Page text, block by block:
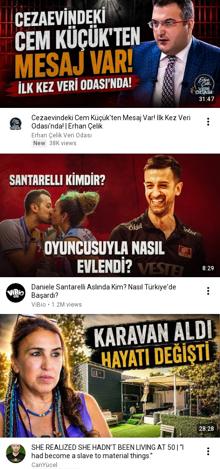
31:47
Cezaevindeki Cem Küçük'ten Mesaj Var! İlk Kez Veri
Odası'nda! | Erhan Çelik
Erhan Çelik Veri Odası
New
38K views
8:29
Daniele Santarelli Aslında Kim? Nasıl Türkiye'de
Başardı?
ViBio • 1.2M views
28:28
SHE REALIZED SHE HADN’T BEEN LIVING AT 50 | “I
had become a slave to material things.”
CanYücel